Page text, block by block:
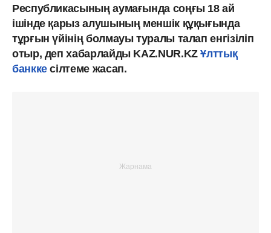
Республикасының аумағында соңғы 18 ай
ішінде қарыз алушының меншік құқығында
тұрғын үйінің болмауы туралы талап енгізіліп
отыр, деп хабарлайды KAZ.NUR.KZҰлттық
банккесілтеме жасап.